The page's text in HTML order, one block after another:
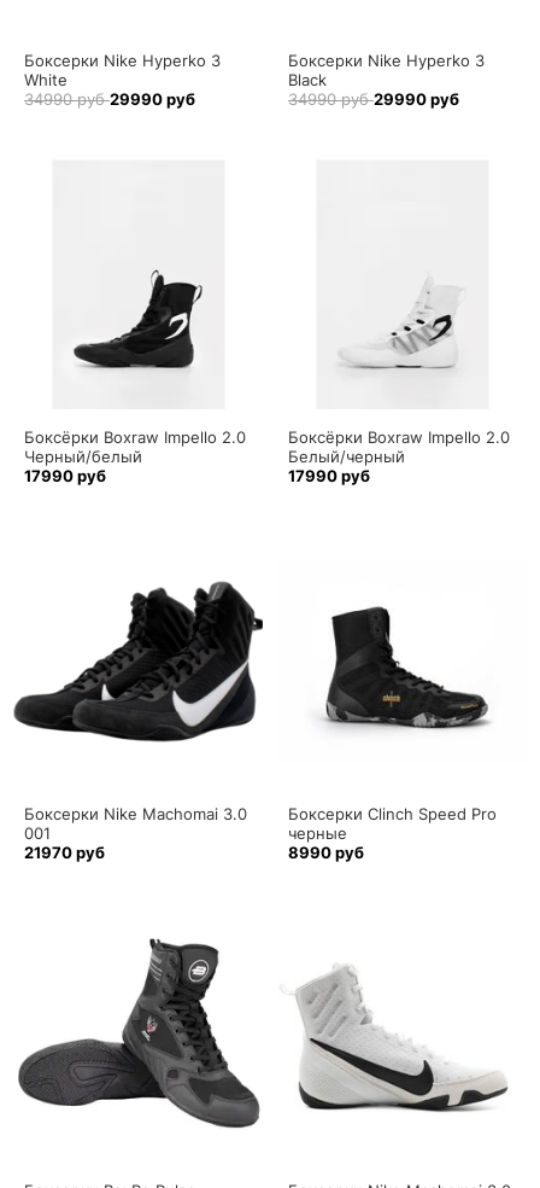
Боксерки Nike Hyperko 3
White
34990 руб29990 руб
Боксерки Nike Hyperko 3
Black
34990 руб29990 руб
Боксёрки Boxraw Impello 2.0
Черный/белый
17990 руб
Боксёрки Boxraw Impello 2.0
Белый/черный
17990 руб
Боксерки Nike Machomai 3.0
001
21970 руб
Боксерки Clinch Speed Pro
черные
8990 руб